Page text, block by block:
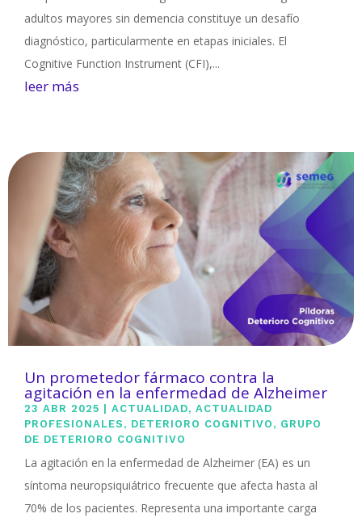
adultos mayores sin demencia constituye un desafío
diagnóstico, particularmente en etapas iniciales. El
Cognitive Function Instrument (CFI),...
leer más
Un prometedor fármaco contra la
agitación en la enfermedad de Alzheimer
23 ABR 2025 |ACTUALIDAD,ACTUALIDAD
PROFESIONALES , DETERIORO COGNITIVO , GRUPO
DE DETERIORO COGNITIVO
La agitación en la enfermedad de Alzheimer (EA) es un
síntoma neuropsiquiátrico frecuente que afecta hasta al
70% de los pacientes. Representa una importante carga